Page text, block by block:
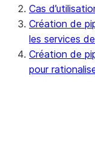
Cas
Création de
les services
Création de
pour